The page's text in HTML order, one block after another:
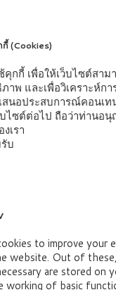
กี้ (Cookies)
คุกกี้ เพื่อให้เว็บไซต์สาม
าพ และเพื่อวิเคราะห์กา
สนอประสบการณ์คอนเ
ไซต์ต่อไป ถือว่าท่านอ
เรา
บ
to improve your
website. Out of
are stored on
working of basic